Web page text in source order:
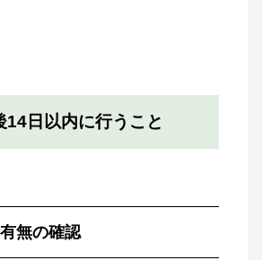
14日以内に行うこと
無の確認